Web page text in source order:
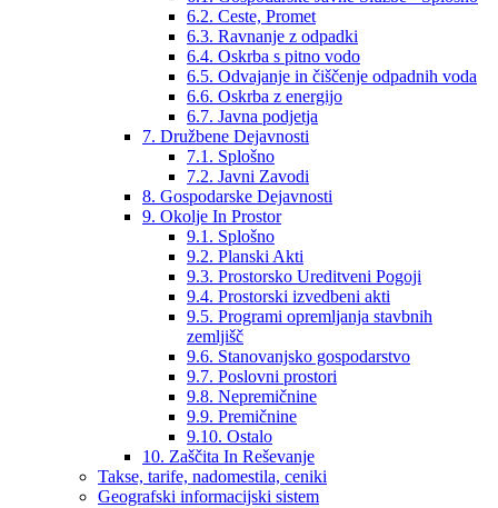
6.2. Ceste, Promet
6.3. Ravnanje z odpadki
6.4. Oskrba s pitno vodo
6.5. Odvajanje in čiščenje odpadnih voda
6.6. Oskrba z energijo
6.7. Javna podjetja
7. Družbene Dejavnosti
7.1. Splošno
7.2. Javni Zavodi
8. Gospodarske Dejavnosti
9. Okolje In Prostor
9.1. Splošno
9.2. Planski Akti
9.3. Prostorsko Ureditveni Pogoji
9.4. Prostorski izvedbeni akti
9.5. Programi opremljanja stavbnih
zemljišč
9.6. Stanovanjsko gospodarstvo
9.7. Poslovni prostori
9.8. Nepremičnine
9.9. Premičnine
9.10. Ostalo
10. Zaščita In Reševanje
Takse, tarife, nadomestila, ceniki
Geografski informacijski sistem